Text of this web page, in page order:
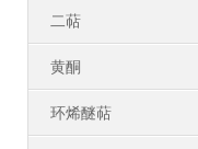
二萜
黄酮
环烯醚萜